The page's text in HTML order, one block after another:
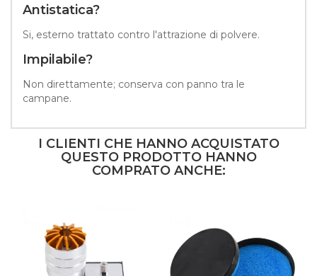
Antistatica?
Si, esterno trattato contro l'attrazione di polvere.
Impilabile?
Non direttamente; conserva con panno tra le
campane.
I CLIENTI CHE HANNO ACQUISTATO
QUESTO PRODOTTO HANNO
COMPRATO ANCHE: